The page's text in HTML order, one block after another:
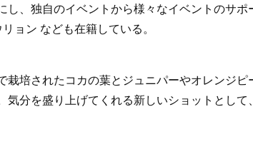
、独自のイベントから様々なイベントのサポ
ョン なども在籍している。
栽培されたコカの葉とジュニパーやオレンジ
気分を盛り上げてくれる新しいショットとし